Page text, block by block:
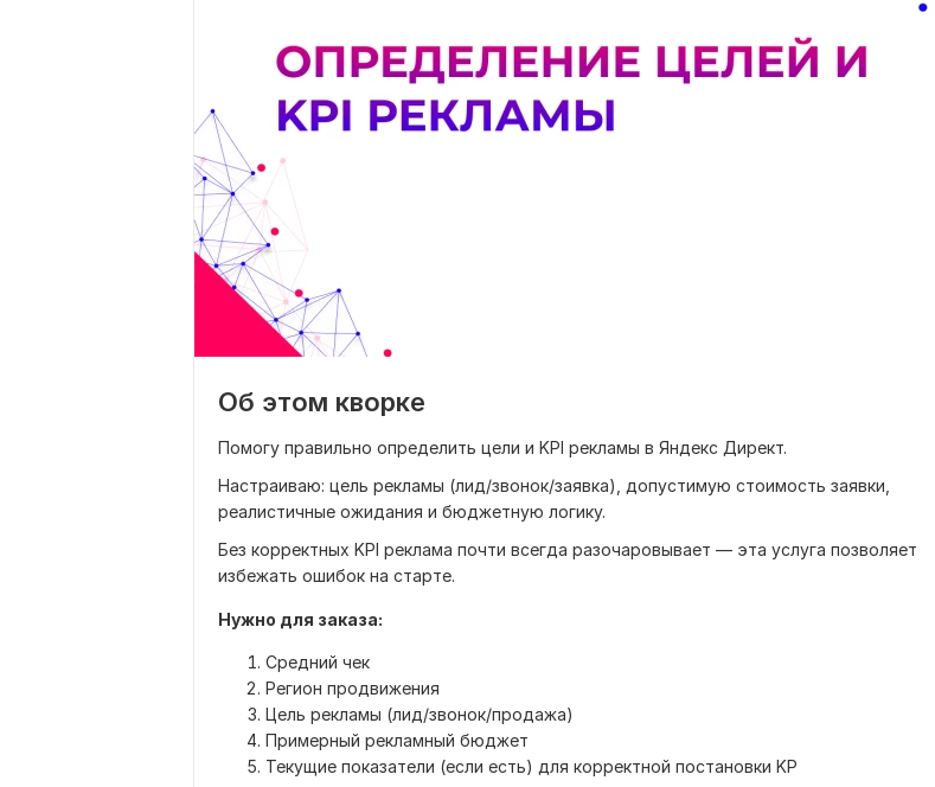
Об этом кворке
Помогу правильно определить цели и KPI рекламы в Яндекс Директ.
Настраиваю: цель рекламы (лид/звонок/заявка), допустимую стоимость заявки,
реалистичные ожидания и бюджетную логику.
Без корректных KPI реклама почти всегда разочаровывает — эта услуга позволяет
избежать ошибок на старте.
Нужно для заказа:
Средний чек
Регион продвижения
Цель рекламы (лид/звонок/продажа)
Примерный рекламный бюджет
Текущие показатели (если есть) для корректной постановки KP